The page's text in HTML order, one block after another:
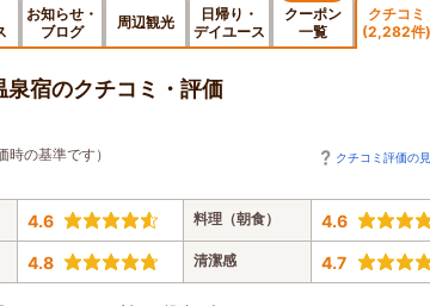
お知らせ・
ブログ
周辺観光
日帰り・
デイユース
クーポン
一覧
クチコミ
(2,282件)
泉宿のクチコミ・評価
時の基準です） クチコミ評価の
4.6 料理（朝食） 4.6
4.8 清潔感 4.7